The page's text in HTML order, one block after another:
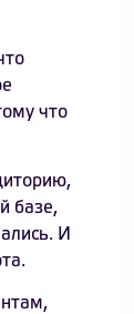
что
базе,
И